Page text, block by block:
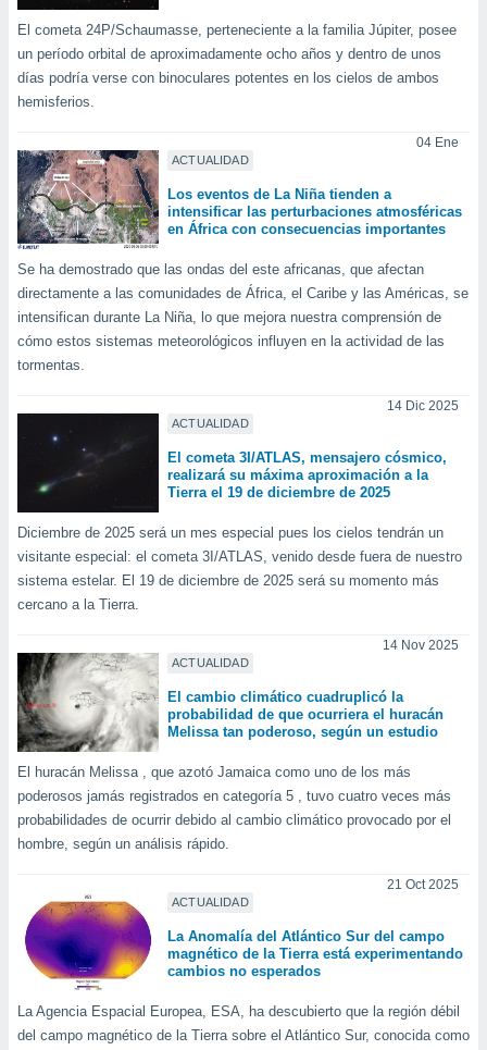
1199
El cometa 24P/Schaumasse, perteneciente a la familia Júpiter, posee
un período orbital de aproximadamente ocho años y dentro de unos
días podría verse con binoculares potentes en los cielos de ambos
hemisferios.
ACTUALIDAD
04 Ene
Los eventos de La Niña tienden a
intensificar las perturbaciones atmosféricas
en África con consecuencias importantes
Se ha demostrado que las ondas del este africanas, que afectan
directamente a las comunidades de África, el Caribe y las Américas, se
intensifican durante La Niña, lo que mejora nuestra comprensión de
cómo estos sistemas meteorológicos influyen en la actividad de las
tormentas.
ACTUALIDAD
14 Dic 2025
El cometa 3I/ATLAS, mensajero cósmico,
realizará su máxima aproximación a la
Tierra el 19 de diciembre de 2025
Diciembre de 2025 será un mes especial pues los cielos tendrán un
visitante especial: el cometa 3I/ATLAS, venido desde fuera de nuestro
sistema estelar. El 19 de diciembre de 2025 será su momento más
cercano a la Tierra.
ACTUALIDAD
14 Nov 2025
El cambio climático cuadruplicó la
probabilidad de que ocurriera el huracán
Melissa tan poderoso, según un estudio
El huracán Melissa , que azotó Jamaica como uno de los más
poderosos jamás registrados en categoría 5 , tuvo cuatro veces más
probabilidades de ocurrir debido al cambio climático provocado por el
hombre, según un análisis rápido.
ACTUALIDAD
21 Oct 2025
La Anomalía del Atlántico Sur del campo
magnético de la Tierra está experimentando
cambios no esperados
La Agencia Espacial Europea, ESA, ha descubierto que la región débil
del campo magnético de la Tierra sobre el Atlántico Sur, conocida como